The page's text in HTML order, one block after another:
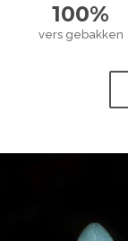
100%
vers gebakken